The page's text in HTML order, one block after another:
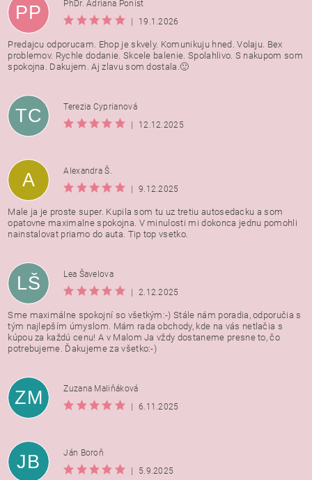
PP
PhDr. Adriana Ponist
19.1.2026
Predajcu odporucam. Ehop je skvely. Komunikuju hned. Volaju. Bex
problemov. Rychle dodanie. Skcele balenie. Spolahlivo. S nakupom som
spokojna. Dakujem. Aj zlavu som dostala.🙂
TC
Terezia Cyprianová
12.12.2025
A
Alexandra Š.
9.12.2025
Male ja je proste super. Kupila som tu uz tretiu autosedacku a som
opatovne maximalne spokojna. V minulosti mi dokonca jednu pomohli
nainstalovat priamo do auta. Tip top vsetko.
LŠ
Lea Šavelova
2.12.2025
Sme maximálne spokojní so všetkým:-) Stále nám poradia, odporučia s
tým najlepším úmyslom. Mám rada obchody, kde na vás netlačia s
kúpou za každú cenu! A v Malom Ja vždy dostaneme presne to, čo
potrebujeme. Ďakujeme za všetko:-)
ZM
Zuzana Maliňáková
6.11.2025
JB
Ján Boroň
5.9.2025